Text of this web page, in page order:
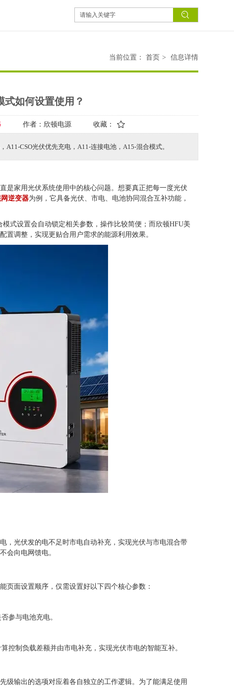
当前位置： 首页 > 信息详情
如何设置使用？
作者： 欣顿电源 收藏：
CSO光伏优先充电，A11-连接电池，A15-混合模式。
是家用光伏系统使用中的核心问题。想要真正把每一度光伏
逆变器为例，它具备光伏、市电、电池协同混合互补功能，
式设置会自动锁定相关参数，操作比较简便；而欣顿HFU美
调整，实现更贴合用户需求的能源利用效果。
，光伏发的电不足时市电自动补充，实现光伏与市电混合带
会向电网馈电。
页面设置顺序，仅需设置好以下四个核心参数：
参与电池充电。
控制负载差额并由市电补充，实现光伏市电的智能互补。
级输出的选项对应着各自独立的工作逻辑。为了能满足使用